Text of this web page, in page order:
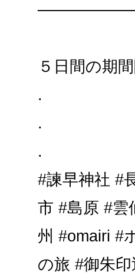
５日間の期
.
.
.
#諫早神社 #
市 #島原 #雲
州 #omairi #
の旅 #御朱